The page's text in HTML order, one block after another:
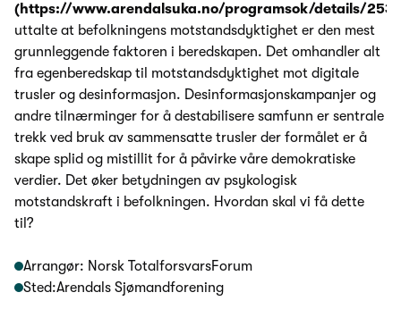
(https://www.arendalsuka.no/programsok/details/
uttalte at befolkningens motstandsdyktighet er den mest
grunnleggende faktoren i beredskapen. Det omhandler alt
fra egenberedskap til motstandsdyktighet mot digitale
trusler og desinformasjon. Desinformasjonskampanjer og
andre tilnærminger for å destabilisere samfunn er sentrale
trekk ved bruk av sammensatte trusler der formålet er å
skape splid og mistillit for å påvirke våre demokratiske
verdier. Det øker betydningen av psykologisk
motstandskraft i befolkningen. Hvordan skal vi få dette
til?
Arrangør: Norsk TotalforsvarsForum
Sted:Arendals Sjømandforening